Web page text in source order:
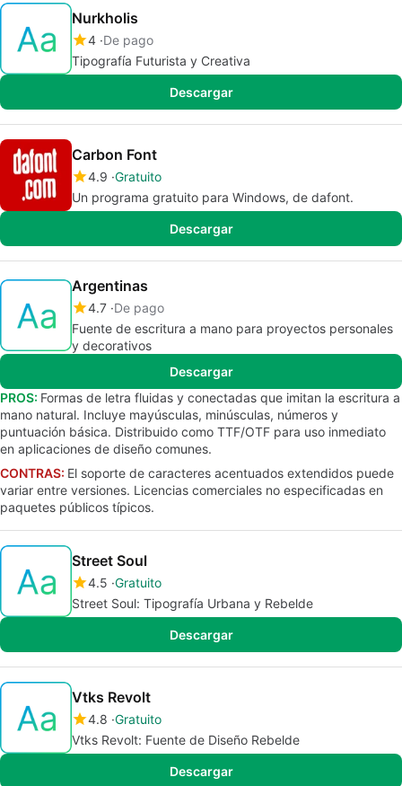
Nurkholis
4 De pago
Tipografía Futurista y Creativa
Descargar
Carbon Font
4.9 Gratuito
Un programa gratuito para Windows, de dafont.
Descargar
Argentinas
4.7 De pago
Fuente de escritura a mano para proyectos personales
y decorativos
Descargar
PROS: Formas de letra fluidas y conectadas que imitan la escritura a
mano natural. Incluye mayúsculas, minúsculas, números y
puntuación básica. Distribuido como TTF/OTF para uso inmediato
en aplicaciones de diseño comunes.
CONTRAS: El soporte de caracteres acentuados extendidos puede
variar entre versiones. Licencias comerciales no especificadas en
paquetes públicos típicos.
Street Soul
4.5 Gratuito
Street Soul: Tipografía Urbana y Rebelde
Descargar
Vtks Revolt
4.8 Gratuito
Vtks Revolt: Fuente de Diseño Rebelde
Descargar